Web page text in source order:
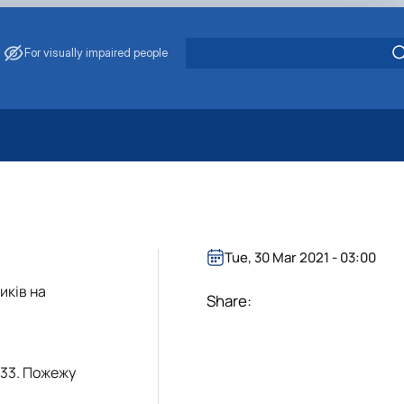
For visually impaired people
Saving
of Eco-Safe and Organic Products
на
Пожежу
Tue, 30 Mar 2021 - 03:00
Share: